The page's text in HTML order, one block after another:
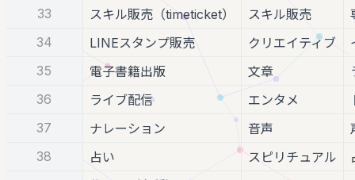
33
スキル販売（timeticket） スキル販売
34
LINEスタンプ販売 クリエイティブ
35
電子書籍出版 文章
36
ライブ配信 エンタメ
37
ナレーション 音声
38
占い スピリチュアル